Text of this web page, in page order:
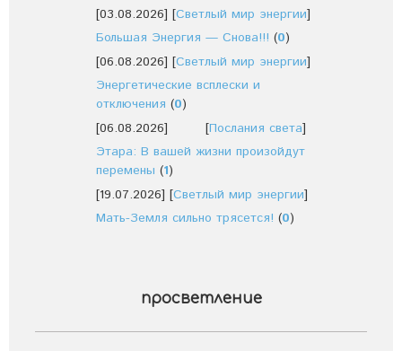
[03.08.2026] [Светлый мир энергии]
Большая Энергия — Снова!!! (0)
[06.08.2026] [Светлый мир энергии]
Энергетические всплески и
отключения (0)
[06.08.2026]
[Послания света]
Этара: В вашей жизни произойдут
перемены (1)
[19.07.2026] [Светлый мир энергии]
Мать-Земля сильно трясется! (0)
просветление